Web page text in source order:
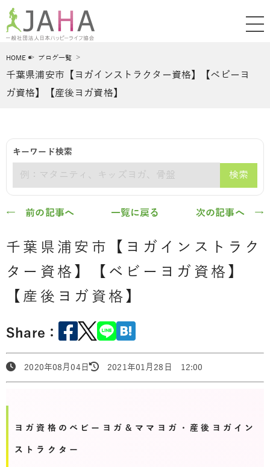
HOME ブログ一覧
千葉県浦安市【ヨガインストラクター資格】【ベビーヨ
ガ資格】【産後ヨガ資格】
キーワード検索
検索
← 前の記事へ 一覧に戻る 次の記事へ →
千葉県浦安市【ヨガインストラク
ター資格】【ベビーヨガ資格】
【産後ヨガ資格】
Share：
2020年08月04日 2021年01月28日 12:00
ヨガ資格のベビーヨガ＆ママヨガ・産後ヨガイン
ストラクター